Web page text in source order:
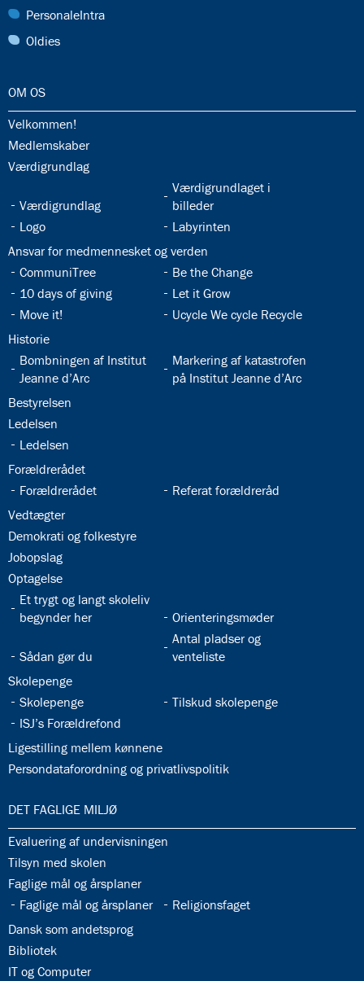
30.0:
PersonaleIntra
31.0:
Oldies
32.0:
OM OS
32.1:
Velkommen!
32.2:
Medlemskaber
32.3:
Værdigrundlag
32.4:
Værdigrundlag
32.5:
Værdigrundlaget i
billeder
32.6:
Logo 32.7:
Labyrinten
32.8:
Ansvar for medmennesket og verden
32.9:
CommuniTree 32.10:
Be the Change
32.11:
10 days of giving 32.12:
Let it Grow
32.13:
Move it! 32.14:
Ucycle We cycle Recycle
32.15:
Historie
32.16:
Bombningen af Institut
Jeanne d’Arc
32.17:
Markering af katastrofen
på Institut Jeanne d’Arc
32.18:
Bestyrelsen
32.19:
Ledelsen
32.20:
Ledelsen
32.21:
Forældrerådet
32.22:
Forældrerådet 32.23:
Referat forældreråd
32.24:
Vedtægter
32.25:
Demokrati og folkestyre
32.26:
Jobopslag
32.27:
Optagelse
32.28:
Et trygt og langt skoleliv
begynder her
32.29:
Orienteringsmøder
32.30:
Sådan gør du
32.31:
Antal pladser og
venteliste
32.32:
Skolepenge
32.33:
Skolepenge 32.34:
Tilskud skolepenge
32.35:
ISJ’s Forældrefond
32.36:
Ligestilling mellem kønnene
32.37:
Persondataforordning og privatlivspolitik
33.0:
DET FAGLIGE MILJØ
33.1:
Evaluering af undervisningen
33.2:
Tilsyn med skolen
33.3:
Faglige mål og årsplaner
33.4:
Faglige mål og årsplaner 33.5:
Religionsfaget
33.6:
Dansk som andetsprog
33.7:
Bibliotek
33.8:
IT og Computer